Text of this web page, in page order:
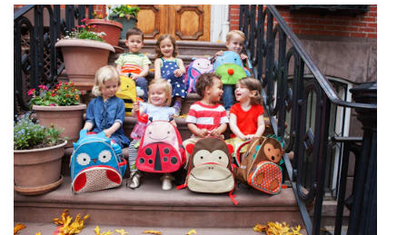
マネー
トレンド・イベント